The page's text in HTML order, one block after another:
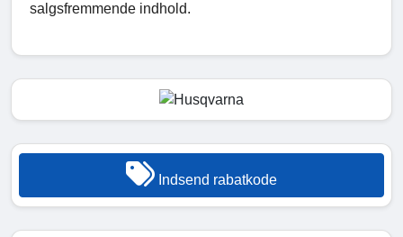
salgsfremmende indhold.
Indsend rabatkode